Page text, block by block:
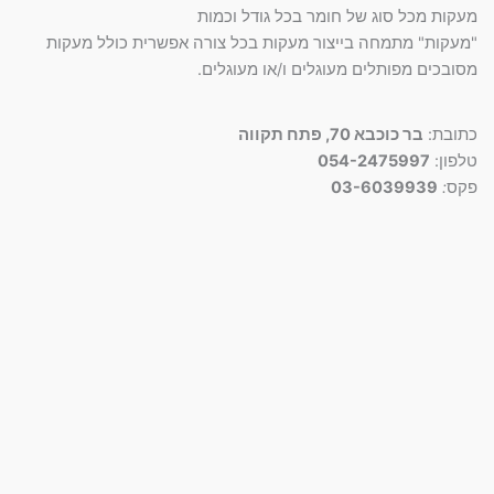
font_download סמן קישורים
לאפס
האפשרויות
cached
מעקות מכל סוג של חומר בכל גודל וכמות
"מעקות" מתמחה בייצור מעקות בכל צורה אפשרית כולל מעקות
מסובכים מפותלים מעוגלים ו/או מעוגלים.
כתובת: בר כוכבא 70, פתח תקווה
טלפון: 054-2475997
פקס:
03-6039939